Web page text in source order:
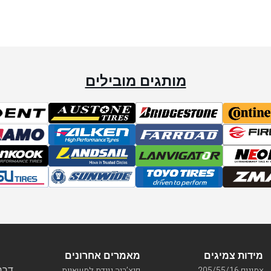
מותגים מובילים
מאמרים אחרונים מידות צמיגים